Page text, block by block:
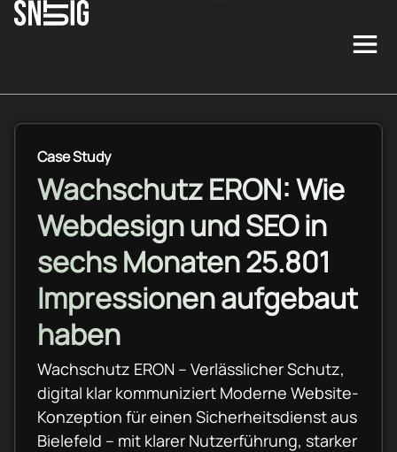
Case Study
Wachschutz ERON: Wie
Webdesign und SEO in
sechs Monaten 25.801
Impressionen aufgebaut
haben
Wachschutz ERON – Verlässlicher Schutz,
digital klar kommuniziert Moderne Website-
Konzeption für einen Sicherheitsdienst aus
Bielefeld – mit klarer Nutzerführung, starker